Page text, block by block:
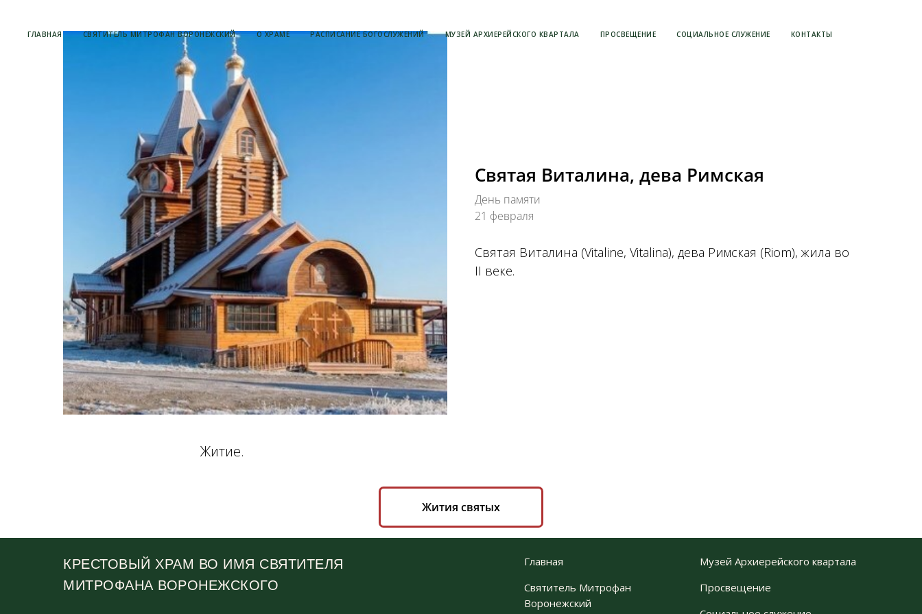
ГЛАВНАЯ СВЯТИТЕЛЬ МИТРОФАН ВОРОНЕЖСКИЙ О ХРАМЕ РАСПИСАНИЕ БОГОСЛУЖЕНИЙ МУЗЕЙ АРХИЕРЕЙСКОГО КВАРТАЛА ПРОСВЕЩЕНИЕ СОЦИАЛЬНОЕ СЛУЖЕНИЕ КОНТАКТЫ
Святая Виталина, дева Римская
День памяти
21 февраля
Святая Виталина (Vitaline, Vitalina), дева Римская (Riom), жила во
II веке.
Житие.
Жития святых
Главная
Святитель Митрофан
Воронежский
Музей Архиерейского квартала
Просвещение
КРЕСТОВЫЙ ХРАМ ВО ИМЯ СВЯТИТЕЛЯ
МИТРОФАНА ВОРОНЕЖСКОГО